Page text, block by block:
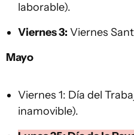
laborable).
Viernes 3: Viernes
Mayo
Viernes 1: Día del
inamovible).